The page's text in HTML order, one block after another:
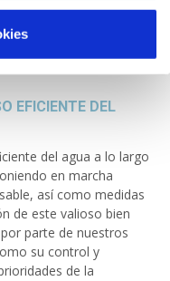
nuestras fábricas, junto
de agricultores y el
EFICIENTE DEL
del agua a lo largo
en marcha
así como medidas
de este valioso bien
parte de nuestros
su control y
de la